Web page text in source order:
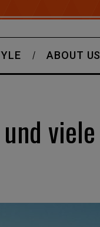
ABOUT US
viele